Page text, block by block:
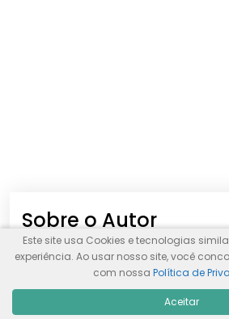
Sobre o Autor
Este site usa Cookies e tecnologias
experiência. Ao usar nosso site, você
com nossa Política de
Aceitar